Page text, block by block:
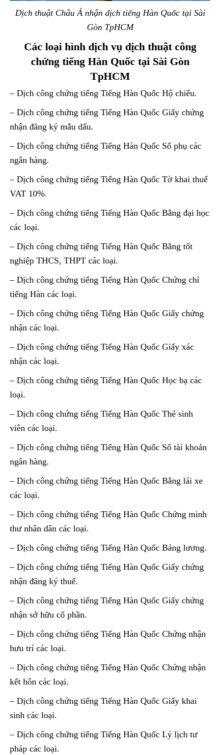
Dịch thuật Châu Á nhận dịch tiếng Hàn Quốc tại Sài
Gòn TpHCM
Các loại hình dịch vụ dịch thuật công
chứng tiếng Hàn Quốc tại Sài Gòn
TpHCM
– Dịch công chứng tiếng Tiếng Hàn Quốc Hộ chiếu.
– Dịch công chứng tiếng Tiếng Hàn Quốc Giấy chứng
nhận đăng ký mẫu dấu.
– Dịch công chứng tiếng Tiếng Hàn Quốc Sổ phụ các
ngân hàng.
– Dịch công chứng tiếng Tiếng Hàn Quốc Tờ khai thuế
VAT 10%.
– Dịch công chứng tiếng Tiếng Hàn Quốc Bằng đại học
các loại.
– Dịch công chứng tiếng Tiếng Hàn Quốc Bằng tốt
nghiệp THCS, THPT các loại.
– Dịch công chứng tiếng Tiếng Hàn Quốc Chứng chỉ
tiếng Hàn các loại.
– Dịch công chứng tiếng Tiếng Hàn Quốc Giấy chứng
nhận các loại.
– Dịch công chứng tiếng Tiếng Hàn Quốc Giấy xác
nhận các loại.
– Dịch công chứng tiếng Tiếng Hàn Quốc Học bạ các
loại.
– Dịch công chứng tiếng Tiếng Hàn Quốc Thẻ sinh
viên các loại.
– Dịch công chứng tiếng Tiếng Hàn Quốc Số tài khoản
ngân hàng.
– Dịch công chứng tiếng Tiếng Hàn Quốc Bằng lái xe
các loại.
– Dịch công chứng tiếng Tiếng Hàn Quốc Chứng minh
thư nhân dân các loại.
– Dịch công chứng tiếng Tiếng Hàn Quốc Bảng lương.
– Dịch công chứng tiếng Tiếng Hàn Quốc Giấy chứng
nhận đăng ký thuế.
– Dịch công chứng tiếng Tiếng Hàn Quốc Giấy chứng
nhận sở hữu cổ phần.
– Dịch công chứng tiếng Tiếng Hàn Quốc Chứng nhận
hưu trí các loại.
– Dịch công chứng tiếng Tiếng Hàn Quốc Chứng nhận
kết hôn các loại.
– Dịch công chứng tiếng Tiếng Hàn Quốc Giấy khai
sinh các loại.
– Dịch công chứng tiếng Tiếng Hàn Quốc Lý lịch tư
pháp các loại.